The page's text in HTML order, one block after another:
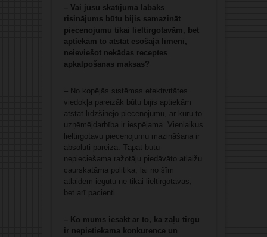
– Vai jūsu skatījumā labāks
risinājums būtu bijis samazināt
piecenojumu tikai lieltirgotavām, bet
aptiekām to atstāt esošajā līmenī,
neieviešot nekādas receptes
apkalpošanas maksas?
– No kopējās sistēmas efektivitātes
viedokļa pareizāk būtu bijis aptiekām
atstāt līdzšinējo piecenojumu, ar kuru to
uzņēmējdarbība ir iespējama. Vienlaikus
lieltirgotavu piecenojumu mazināšana ir
absolūti pareiza. Tāpat būtu
nepieciešama ražotāju piedāvāto atlaižu
caurskatāma politika, lai no šīm
atlaidēm iegūtu ne tikai lieltirgotavas,
bet arī pacienti.
– Ko mums iesākt ar to, ka zāļu tirgū
ir nepietiekama konkurence un